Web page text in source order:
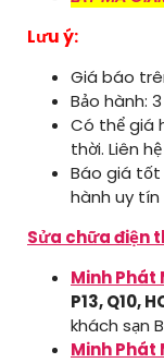
Lưu ý:
Giá báo
Bảo hành:
Có thể giá
thời. Liên
Báo giá tốt
hành uy
Sửa chữa điện
Minh Phát
P13, Q10,
khách sạn
Minh Phát